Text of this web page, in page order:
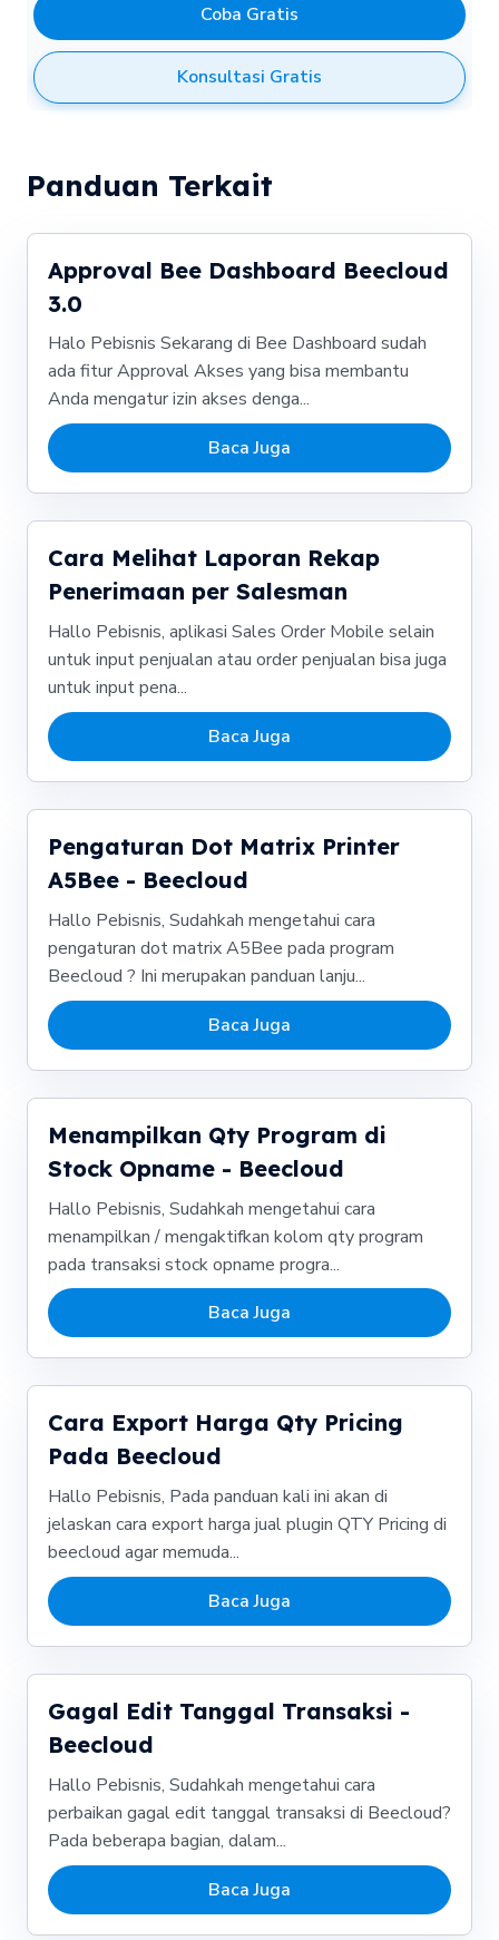
Coba Gratis
Konsultasi Gratis
Panduan Terkait
Approval Bee Dashboard Beecloud
3.0
Halo Pebisnis Sekarang di Bee Dashboard sudah
ada fitur Approval Akses yang bisa membantu
Anda mengatur izin akses denga...
Baca Juga
Cara Melihat Laporan Rekap
Penerimaan per Salesman
Hallo Pebisnis, aplikasi Sales Order Mobile selain
untuk input penjualan atau order penjualan bisa juga
untuk input pena...
Baca Juga
Pengaturan Dot Matrix Printer
A5Bee - Beecloud
Hallo Pebisnis, Sudahkah mengetahui cara
pengaturan dot matrix A5Bee pada program
Beecloud ? Ini merupakan panduan lanju...
Baca Juga
Menampilkan Qty Program di
Stock Opname - Beecloud
Hallo Pebisnis, Sudahkah mengetahui cara
menampilkan / mengaktifkan kolom qty program
pada transaksi stock opname progra...
Baca Juga
Cara Export Harga Qty Pricing
Pada Beecloud
Hallo Pebisnis, Pada panduan kali ini akan di
jelaskan cara export harga jual plugin QTY Pricing di
beecloud agar memuda...
Baca Juga
Gagal Edit Tanggal Transaksi -
Beecloud
Hallo Pebisnis, Sudahkah mengetahui cara
perbaikan gagal edit tanggal transaksi di Beecloud?
Pada beberapa bagian, dalam...
Baca Juga